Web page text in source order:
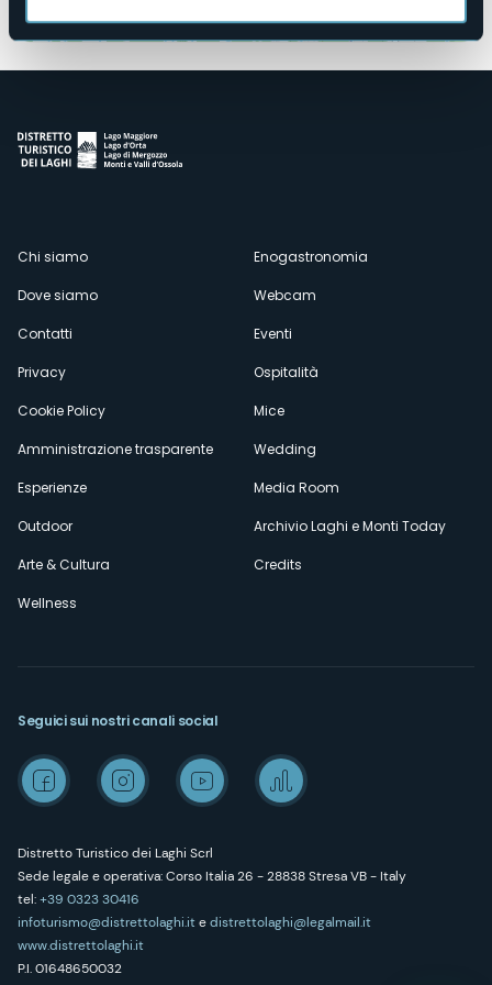
Menù
secondario
Chi siamo
Dove siamo
Contatti
Privacy
Cookie Policy
Amministrazione trasparente
Esperienze
Outdoor
Arte & Cultura
Wellness
Enogastronomia
Webcam
Eventi
Ospitalità
Mice
Wedding
Media Room
Archivio Laghi e Monti Today
Credits
Distretto Turistico dei Laghi Scrl
Sede legale e operativa: Corso Italia 26 - 28838 Stresa VB - Italy
tel:+39 0323 30416
infoturismo@distrettolaghi.itedistrettolaghi@legalmail.it
www.distrettolaghi.it
P.I. 01648650032
Seguici sui nostri canali social